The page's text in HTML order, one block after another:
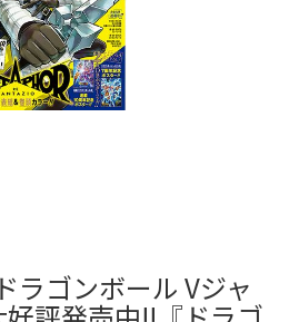
ゴンボール Vジャ